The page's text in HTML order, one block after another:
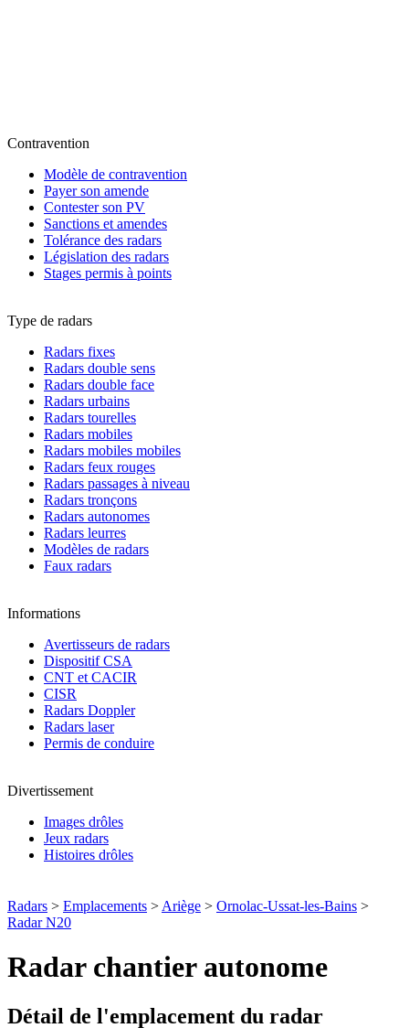
Contravention
Modèle de contravention
Payer son amende
Contester son PV
Sanctions et amendes
Tolérance des radars
Législation des radars
Stages permis à points
Type de radars
Radars fixes
Radars double sens
Radars double face
Radars urbains
Radars tourelles
Radars mobiles
Radars mobiles mobiles
Radars feux rouges
Radars passages à niveau
Radars tronçons
Radars autonomes
Radars leurres
Modèles de radars
Faux radars
Informations
Avertisseurs de radars
Dispositif CSA
CNT et CACIR
CISR
Radars Doppler
Radars laser
Permis de conduire
Divertissement
Images drôles
Jeux radars
Histoires drôles
Radars > Emplacements > Ariège > Ornolac-Ussat-les-Bains >
Radar N20
Radar chantier autonome
Détail de l'emplacement du radar